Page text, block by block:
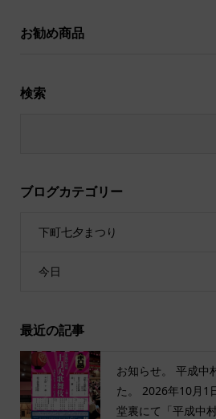
お勧め商品
検索
ブログカテゴリー
下町七夕まつり
今日
最近の記事
お知らせ。 平成中
た。 2026年10月1
堂裏にて「平成中